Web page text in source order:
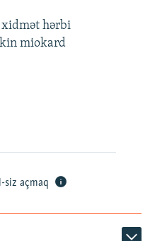
xidmət hərbi
miokard
siz açmaq